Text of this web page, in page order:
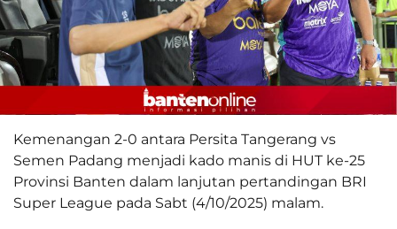
Kemenangan 2-0 antara Persita Tangerang vs
Semen Padang menjadi kado manis di HUT ke-25
Provinsi Banten dalam lanjutan pertandingan BRI
Super League pada Sabt (4/10/2025) malam.